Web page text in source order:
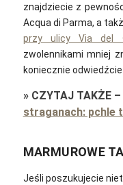
znajdziecie z
Acqua di Parma, a
przy ulicy Via del
zwolennikami mniej
koniecznie
» CZYTAJ TAKŻE–
straganach: pchle
MARMUROWE
Jeśli poszukujecie